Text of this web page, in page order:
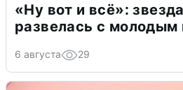
«Ну вот и всё»:
развелась с
6 августа 29